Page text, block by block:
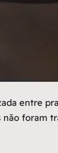
entre
foram